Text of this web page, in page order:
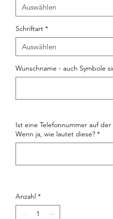
Auswählen
Schriftart *
Auswählen
Wunschname - auch Symbole
Ist eine Telefonnummer auf
Wenn ja, wie lautet diese? *
Anzahl *